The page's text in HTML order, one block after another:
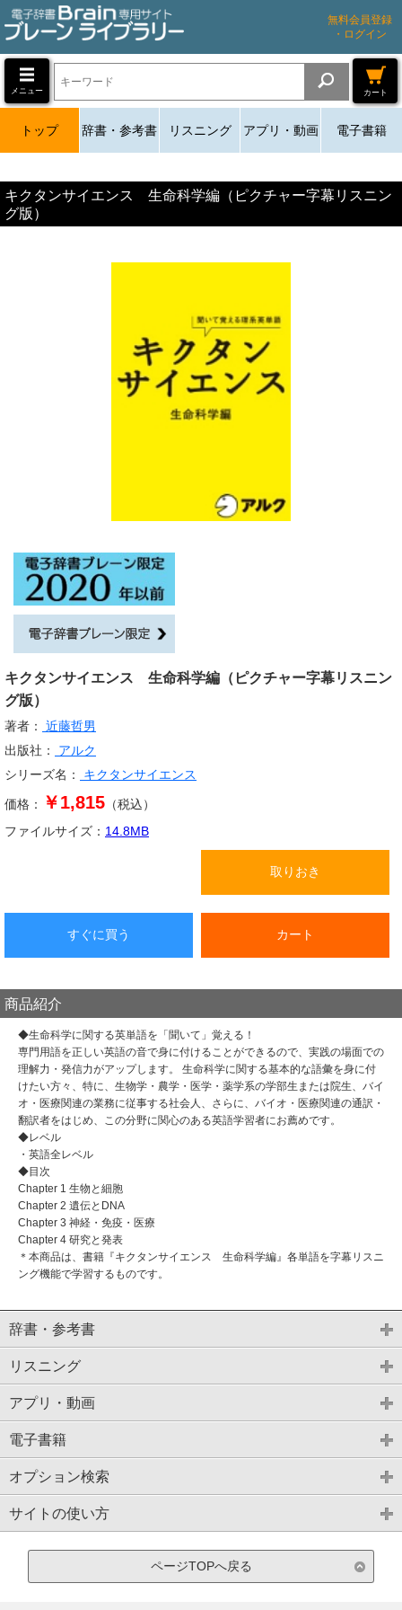
無料会員登録
・ログイン
メニュー カート
トップ 辞書・参考書 リスニング アプリ・動画 電子書籍
キクタンサイエンス 生命科学編（ピクチャー字幕リスニン
グ版）
キクタンサイエンス 生命科学編（ピクチャー字幕リスニン
グ版）
著者：
近藤哲男
出版社：
アルク
シリーズ名：
キクタンサイエンス
価格： ￥1,815 （税込）
ファイルサイズ： 14.8MB
取りおき
すぐに買う カート
商品紹介
◆生命科学に関する英単語を「聞いて」覚える！
専門用語を正しい英語の音で身に付けることができるので、実践の場面での
理解力・発信力がアップします。 生命科学に関する基本的な語彙を身に付
けたい方々、特に、生物学・農学・医学・薬学系の学部生または院生、バイ
オ・医療関連の業務に従事する社会人、さらに、バイオ・医療関連の通訳・
翻訳者をはじめ、この分野に関心のある英語学習者にお薦めです。
◆レベル
・英語全レベル
◆目次
Chapter 1 生物と細胞
Chapter 2 遺伝とDNA
Chapter 3 神経・免疫・医療
Chapter 4 研究と発表
＊本商品は、書籍『キクタンサイエンス 生命科学編』各単語を字幕リスニ
ング機能で学習するものです。
辞書・参考書
リスニング
アプリ・動画
電子書籍
オプション検索
サイトの使い方
ページTOPへ戻る